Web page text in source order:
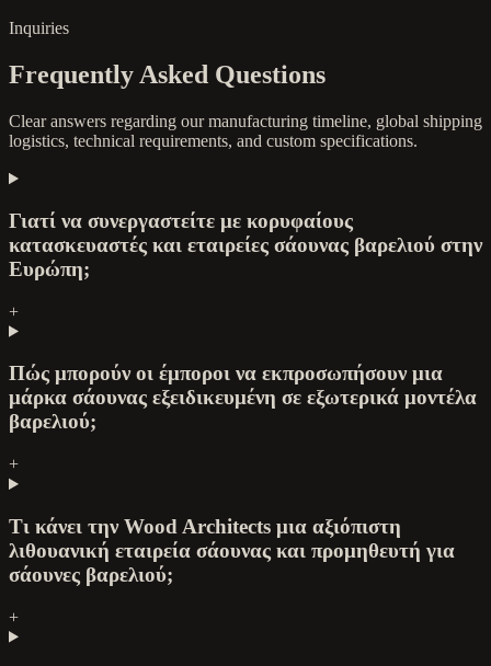
Inquiries
Frequently Asked Questions
Clear answers regarding our manufacturing timeline, global shipping
logistics, technical requirements, and custom specifications.
Γιατί να συνεργαστείτε με κορυφαίους
κατασκευαστές και εταιρείες σάουνας βαρελιού στην
Ευρώπη;
+
Πώς μπορούν οι έμποροι να εκπροσωπήσουν μια
μάρκα σάουνας εξειδικευμένη σε εξωτερικά μοντέλα
βαρελιού;
+
Τι κάνει την Wood Architects μια αξιόπιστη
λιθουανική εταιρεία σάουνας και προμηθευτή για
σάουνες βαρελιού;
+